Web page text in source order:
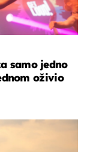
samo jedno
oživio